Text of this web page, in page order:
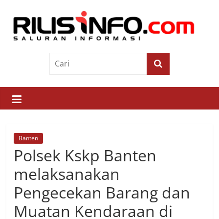
contentRilis
Saluran
Informasi
Banten
Polsek Kskp Banten
melaksanakan
Pengecekan Barang dan
Muatan Kendaraan di